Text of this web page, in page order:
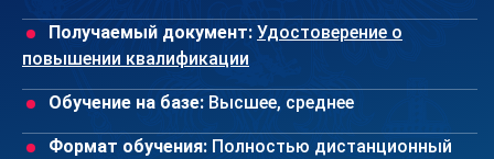
Получаемый документ: Удостоверение о
повышении квалификации
Обучение на базе: Высшее, среднее
Формат обучения: Полностью дистанционный